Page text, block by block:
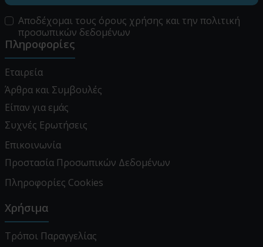
Αποδέχομαι τους όρους χρήσης και την πολιτική
προσωπικών δεδομένων
Πληροφορίες
Εταιρεία
Άρθρα και Συμβουλές
Είπαν για εμάς
Συχνές Ερωτήσεις
Επικοινωνία
Προστασία Προσωπικών Δεδομένων
Πληροφορίες Cookies
Χρήσιμα
Τρόποι Παραγγελίας